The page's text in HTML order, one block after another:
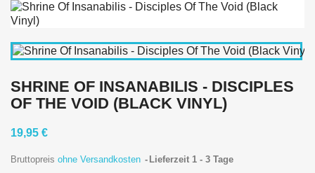
SHRINE OF INSANABILIS - DISCIPLES
OF THE VOID (BLACK VINYL)
19,95 €
Bruttopreis ohne Versandkosten Lieferzeit 1 - 3 Tage